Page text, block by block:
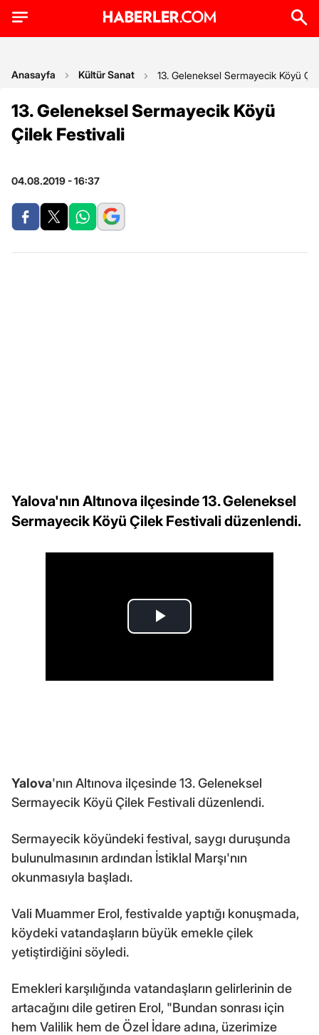
Anasayfa Kültür Sanat 13. Geleneksel Sermayecik Köyü
13. Geleneksel Sermayecik Köyü
Çilek Festivali
04.08.2019 - 16:37
Yalova'nın Altınova ilçesinde 13. Geleneksel
Sermayecik Köyü Çilek Festivali düzenlendi.
Yalova'nın Altınova ilçesinde 13. Geleneksel
Sermayecik Köyü Çilek Festivali düzenlendi.
Sermayecik köyündeki festival, saygı duruşunda
bulunulmasının ardından İstiklal Marşı'nın
okunmasıyla başladı.
Vali Muammer Erol, festivalde yaptığı konuşmada,
köydeki vatandaşların büyük emekle çilek
yetiştirdiğini söyledi.
Emekleri karşılığında vatandaşların gelirlerinin de
artacağını dile getiren Erol, "Bundan sonrası için
hem Valilik hem de Özel İdare adına, üzerimize